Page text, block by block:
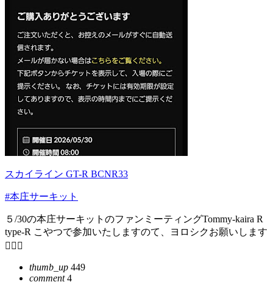
スカイライン GT-R BCNR33
#本庄サーキット
５/30の本庄サーキットのファンミーティングTommy-kaira R
type-R こやつで参加いたしますのて、ヨロシクお願いします
🙇‍♂️⤵️
thumb_up 449
comment4